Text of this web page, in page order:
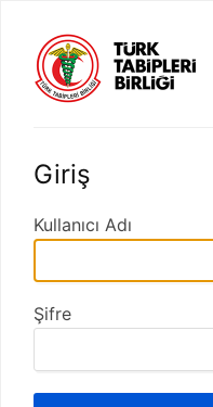
Giriş
Kullanıcı Adı
Şifre